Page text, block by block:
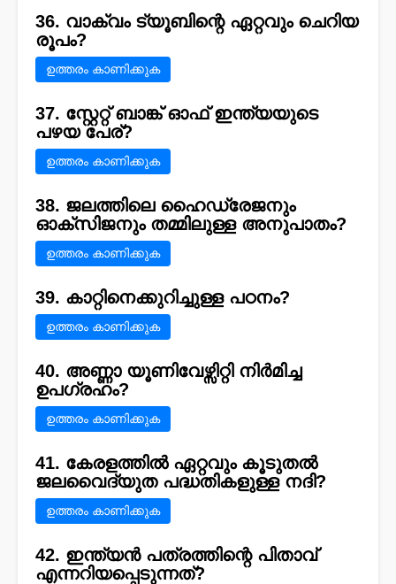
36. വാക്വം ട്യൂബിന്റെ ഏറ്റവും ചെറിയ
രൂപം?
ഉത്തരം കാണിക്കുക
37. സ്റ്റേറ്റ് ബാങ്ക് ഓഫ് ഇന്ത്യയുടെ
പഴയ പേര്?
ഉത്തരം കാണിക്കുക
38. ജലത്തിലെ ഹൈഡ്രേജനും
ഓക്സിജനും തമ്മിലുള്ള അനുപാതം?
ഉത്തരം കാണിക്കുക
39. കാറ്റിനെക്കുറിച്ചുള്ള പഠനം?
ഉത്തരം കാണിക്കുക
40. അണ്ണാ യൂണിവേഴ്സിറ്റി നിർമിച്ച
ഉപഗ്രഹം?
ഉത്തരം കാണിക്കുക
41. കേരളത്തിൽ ഏറ്റവും കൂടുതൽ
ജലവൈദ്യുത പദ്ധതികളുള്ള നദി?
ഉത്തരം കാണിക്കുക
42. ഇന്ത്യൻ പത്രത്തിന്റെ പിതാവ്
എന്നറിയപ്പെടുന്നത്?